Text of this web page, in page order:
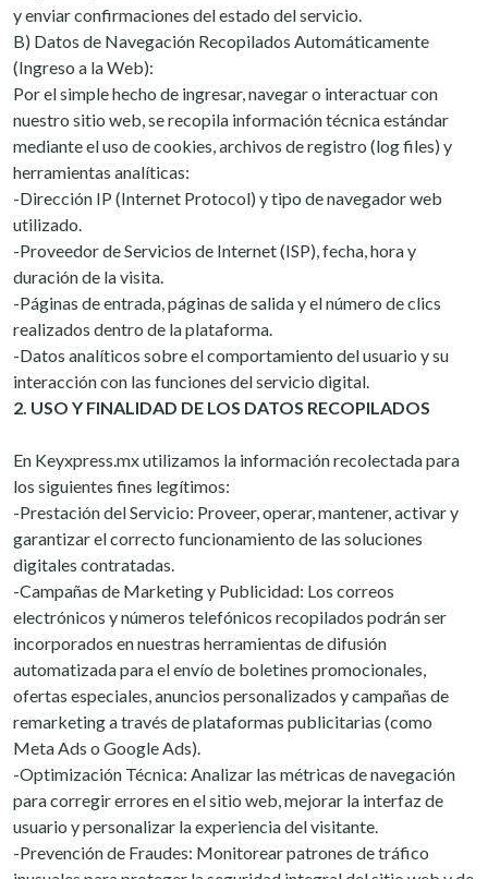
y enviar confirmaciones del estado del servicio.
B) Datos de Navegación Recopilados Automáticamente
(Ingreso a la Web):
Por el simple hecho de ingresar, navegar o interactuar con
nuestro sitio web, se recopila información técnica estándar
mediante el uso de cookies, archivos de registro (log files) y
herramientas analíticas:
-Dirección IP (Internet Protocol) y tipo de navegador web
utilizado.
-Proveedor de Servicios de Internet (ISP), fecha, hora y
duración de la visita.
-Páginas de entrada, páginas de salida y el número de clics
realizados dentro de la plataforma.
-Datos analíticos sobre el comportamiento del usuario y su
interacción con las funciones del servicio digital.
2. USO Y FINALIDAD DE LOS DATOS RECOPILADOS
En Keyxpress.mx utilizamos la información recolectada para
los siguientes fines legítimos:
-Prestación del Servicio: Proveer, operar, mantener, activar y
garantizar el correcto funcionamiento de las soluciones
digitales contratadas.
-Campañas de Marketing y Publicidad: Los correos
electrónicos y números telefónicos recopilados podrán ser
incorporados en nuestras herramientas de difusión
automatizada para el envío de boletines promocionales,
ofertas especiales, anuncios personalizados y campañas de
remarketing a través de plataformas publicitarias (como
Meta Ads o Google Ads).
-Optimización Técnica: Analizar las métricas de navegación
para corregir errores en el sitio web, mejorar la interfaz de
usuario y personalizar la experiencia del visitante.
-Prevención de Fraudes: Monitorear patrones de tráfico